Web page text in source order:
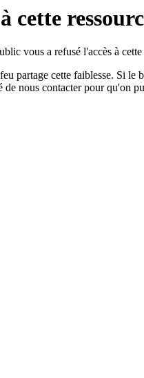
cette
vous a refusé l'accès à
partage cette faiblesse. Si
nous contacter pour qu'on